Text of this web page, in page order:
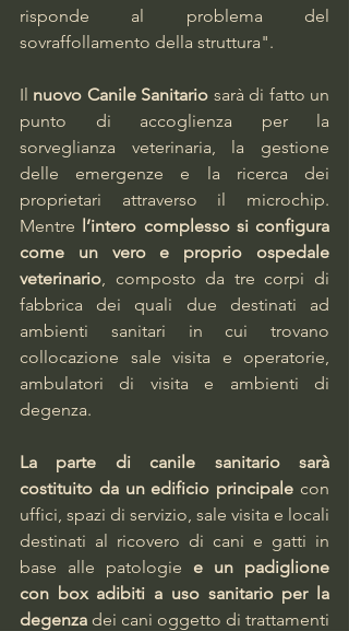
risponde al problema del
sovraffollamento della struttura".
Il nuovo Canile Sanitario sarà di fatto un
punto di accoglienza per la
sorveglianza veterinaria, la gestione
delle emergenze e la ricerca dei
proprietari attraverso il microchip.
Mentre l’intero complesso si configura
come un vero e proprio ospedale
veterinario , composto da tre corpi di
fabbrica dei quali due destinati ad
ambienti sanitari in cui trovano
collocazione sale visita e operatorie,
ambulatori di visita e ambienti di
degenza.
La parte di canile sanitario sarà
costituito da un edificio principale con
uffici, spazi di servizio, sale visita e locali
destinati al ricovero di cani e gatti in
base alle patologie e un padiglione
con box adibiti a uso sanitario per la
degenza dei cani oggetto di trattamenti